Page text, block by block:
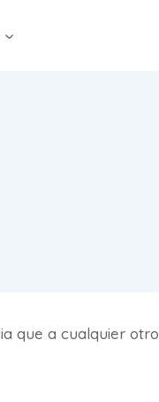
que a cualquier otro